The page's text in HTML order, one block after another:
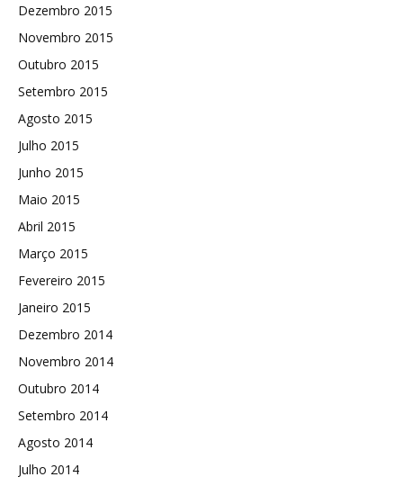
Dezembro 2015
Novembro 2015
Outubro 2015
Setembro 2015
Agosto 2015
Julho 2015
Junho 2015
Maio 2015
Abril 2015
Março 2015
Fevereiro 2015
Janeiro 2015
Dezembro 2014
Novembro 2014
Outubro 2014
Setembro 2014
Agosto 2014
Julho 2014